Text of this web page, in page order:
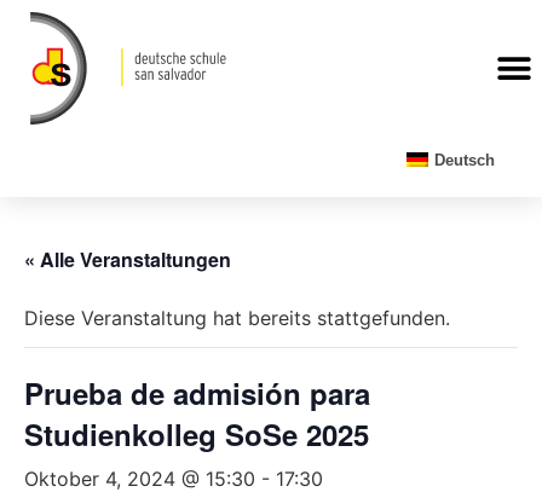
Deutsch
« Alle Veranstaltungen
Diese Veranstaltung hat bereits stattgefunden.
Prueba de admisión para
Studienkolleg SoSe 2025
Oktober 4, 2024 @ 15:30 - 17:30